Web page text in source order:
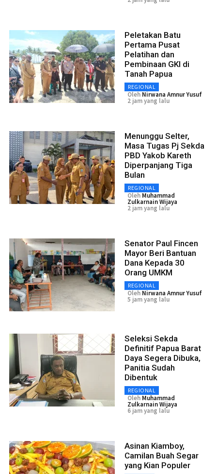
Peletakan Batu
Pertama Pusat
Pelatihan dan
Pembinaan GKI di
Tanah Papua
REGIONAL
Oleh Nirwana Amnur Yusuf
2 jam yang lalu
Menunggu Selter,
Masa Tugas Pj Sekda
PBD Yakob Kareth
Diperpanjang Tiga
Bulan
REGIONAL
Oleh Muhammad
Zulkarnain Wijaya
2 jam yang lalu
Senator Paul Fincen
Mayor Beri Bantuan
Dana Kepada 30
Orang UMKM
REGIONAL
Oleh Nirwana Amnur Yusuf
5 jam yang lalu
Seleksi Sekda
Definitif Papua Barat
Daya Segera Dibuka,
Panitia Sudah
Dibentuk
REGIONAL
Oleh Muhammad
Zulkarnain Wijaya
6 jam yang lalu
Asinan Kiamboy,
Camilan Buah Segar
yang Kian Populer